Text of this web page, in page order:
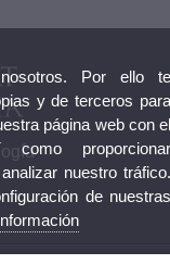
(+34) 96 386 46 46
Por ello
y de terceros
página web con
como
nuestro
de